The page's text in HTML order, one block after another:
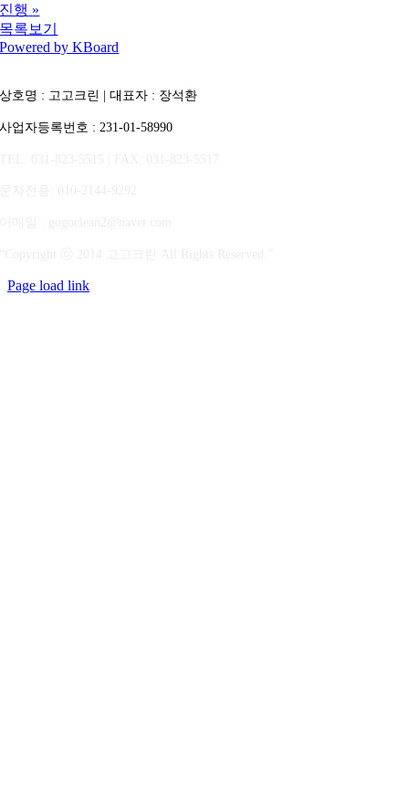
진행 »
목록보기
Powered by KBoard
상호명 : 고고크린 | 대표자 : 장석환
사업자등록번호 : 231-01-58990
Page load link